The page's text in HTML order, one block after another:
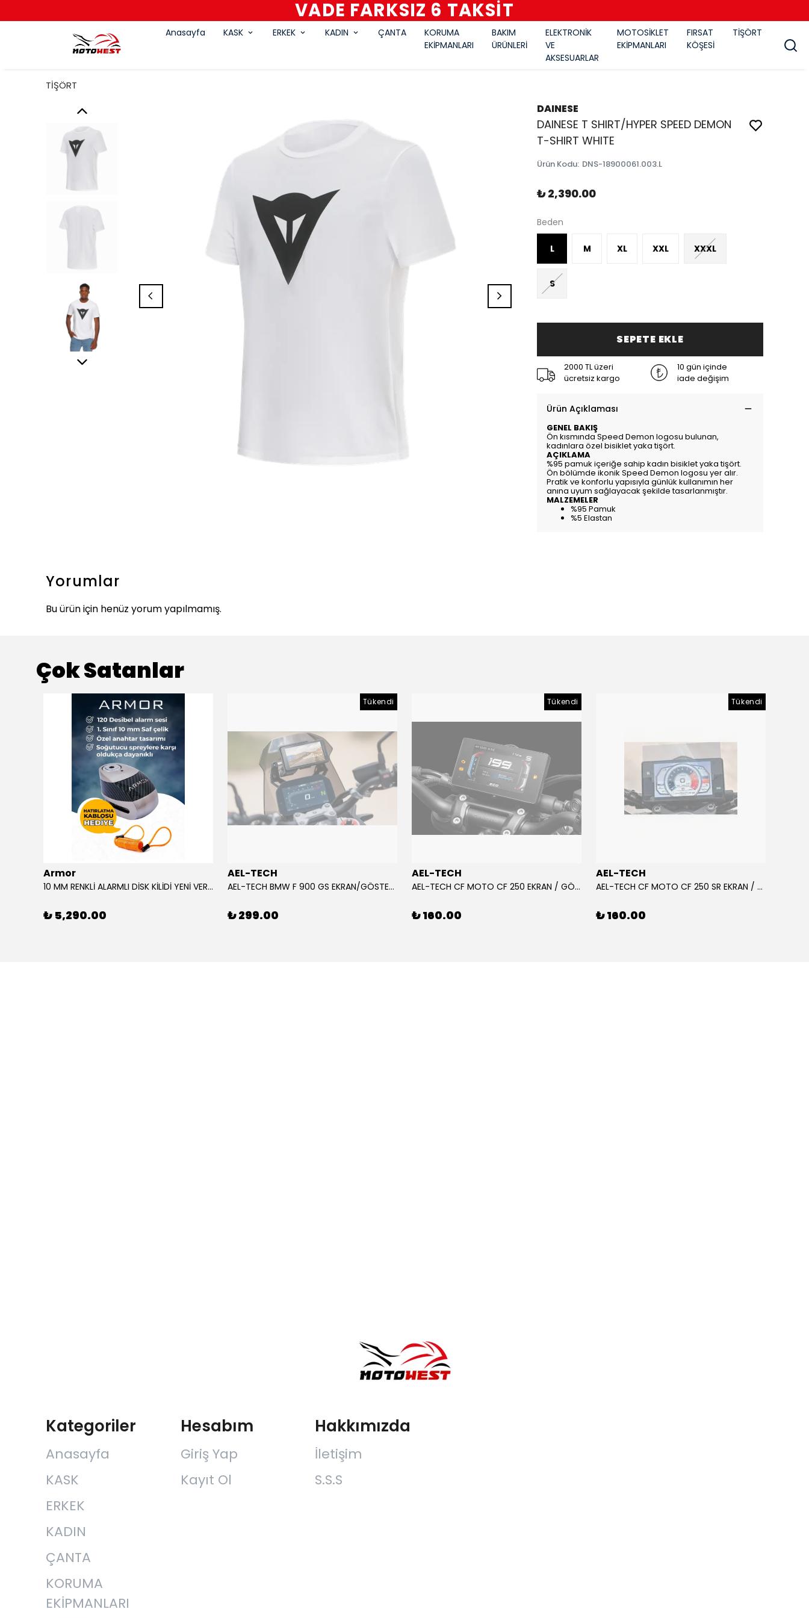
VADE FARKSIZ 6 TAKSİT
Anasayfa KASK ERKEK KADIN ÇANTA
KORUMA
EKİPMANLARI
BAKIM
ÜRÜNLERİ
ELEKTRONİK
VE
AKSESUARLAR
MOTOSİKLET
EKİPMANLARI
FIRSAT
KÖŞESİ
TİŞÖRT
TİŞÖRT
DAINESE
DAINESE T SHIRT/HYPER SPEED DEMON
T-SHIRT WHITE
Ürün Kodu: DNS-18900061.003.L
₺ 2,390.00
Beden
L M XL XXL XXXL
S
SEPETE EKLE
2000 TL üzeri
ücretsiz kargo
10 gün içinde
iade değişim
Ürün Açıklaması
GENEL BAKIŞ
Ön kısmında Speed Demon logosu bulunan,
kadınlara özel bisiklet yaka tişört.
AÇIKLAMA
%95 pamuk içeriğe sahip kadın bisiklet yaka tişört.
Ön bölümde ikonik Speed Demon logosu yer alır.
Pratik ve konforlu yapısıyla günlük kullanımın her
anına uyum sağlayacak şekilde tasarlanmıştır.
MALZEMELER
%95 Pamuk
%5 Elastan
Yorumlar
Bu ürün için henüz yorum yapılmamış.
Çok Satanlar
Armor
10 MM RENKLİ ALARMLI DİSK KİLİDİ YENİ VERSİYON
₺ 5,290.00
Tükendi
AEL-TECH
AEL-TECH BMW F 900 GS EKRAN/GÖSTERGE KORUYUCU 2024-2025
₺ 299.00
Tükendi
AEL-TECH
AEL-TECH CF MOTO CF 250 EKRAN / GÖSTERGE KORUYUCU 2020-2022
₺ 160.00
Tükendi
AEL-TECH
AEL-TECH CF MOTO CF 250 SR EKRAN / GÖSTERGE KORUYUCU 2023-2025
₺ 160.00
Kategoriler
Anasayfa
KASK
ERKEK
KADIN
ÇANTA
KORUMA
EKİPMANLARI
Hesabım
Giriş Yap
Kayıt Ol
Hakkımızda
İletişim
S.S.S